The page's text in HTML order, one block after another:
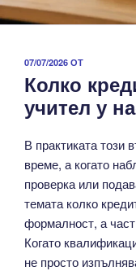
ПУБЛИКУВАНО
НА
07/07/2026 ОТ
Колко
учител у
В практиката този
време, а когато
проверка или
темата колко
формалност, а
Когато
не просто